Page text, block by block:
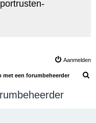
Aanmelden
met een forumbeheerder